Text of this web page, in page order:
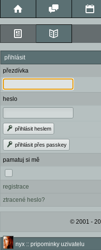
přihlásit
přezdívka
heslo
přihlásit heslem
přihlásit přes passkey
pamatuj si mě
registrace
ztracené heslo?
© 2001 -
nyx :: pripominky uzivatelu